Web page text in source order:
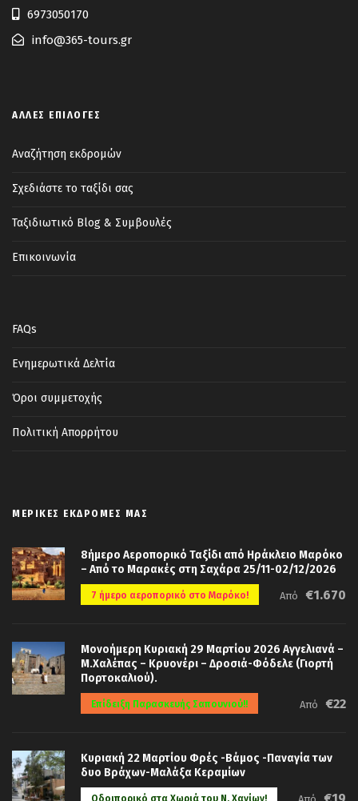
6973050170
info@365-tours.gr
ΆΛΛΕΣ ΕΠΙΛΟΓΈΣ
Αναζήτηση εκδρομών
Σχεδιάστε το ταξίδι σας
Ταξιδιωτικό Blog & Συμβουλές
Επικοινωνία
FAQs
Ενημερωτικά Δελτία
Όροι συμμετοχής
Πολιτική Απορρήτου
ΜΕΡΙΚΈΣ ΕΚΔΡΟΜΈΣ ΜΑΣ
8ήμερο Αεροπορικό Ταξίδι από Ηράκλειο Μαρόκο
– Από το Μαρακές στη Σαχάρα 25/11-02/12/2026
7 ήμερο αεροπορικό στο Μαρόκο! Από €1.670
Μονοήμερη Κυριακή 29 Μαρτίου 2026 Αγγελιανά –
Μ.Χαλέπας – Κρυονέρι – Δροσιά-Φόδελε (Γιορτή
Πορτοκαλιού).
Επίδειξη Παρασκευής Σαπουνιού!! Από €22
Κυριακή 22 Μαρτίου Φρές -Βάμος -Παναγία των
δυο Βράχων-Μαλάξα Κεραμίων
Οδοιπορικό στα Χωριά του Ν. Χανίων! €19